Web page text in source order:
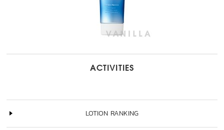
ACTIVITIES
LOTION RANKING